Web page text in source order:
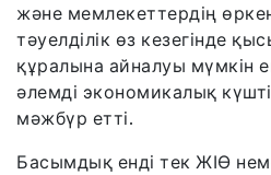
және мемлекеттердің
тәуелділік өз кезегінде
құралына айналуы мүмкін
әлемді экономикалық
мәжбүр етті.
Басымдық енді тек ЖІӨ